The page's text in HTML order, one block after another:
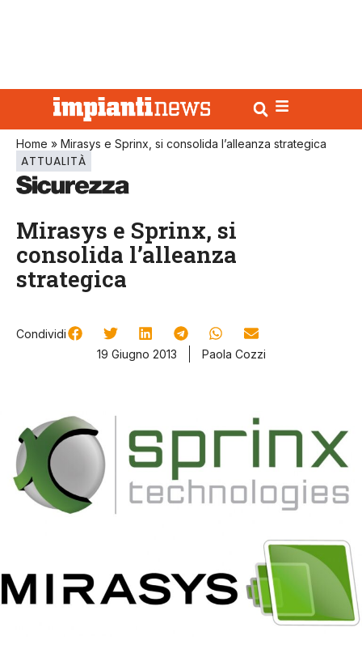
Home » Mirasys e Sprinx, si consolida l’alleanza strategica
ATTUALITÀ
Mirasys e Sprinx, si
consolida l’alleanza
strategica
Condividi
19 Giugno 2013
Paola Cozzi